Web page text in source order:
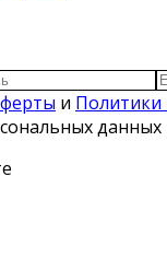
и Политики
данных